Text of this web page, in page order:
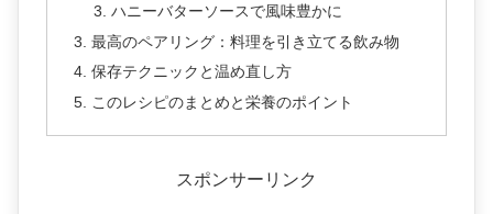
ハニーバターソースで風味豊かに
最高のペアリング：料理を引き立てる飲み物
保存テクニックと温め直し方
このレシピのまとめと栄養のポイント
スポンサーリンク